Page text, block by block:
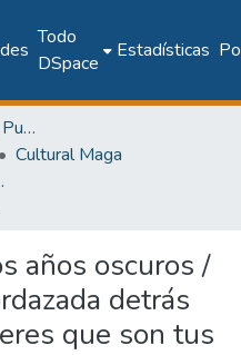
Todo
DSpace
Estadísticas
Editorial Universitaria y Publicaciones Seriadas
Cultural Maga
Maga
años oscuros /
detrás
que son tus